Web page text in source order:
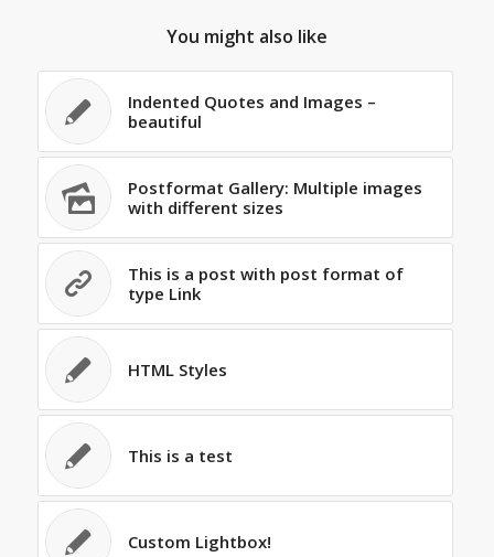
You might also like
Indented Quotes and Images –
beautiful
Postformat Gallery: Multiple images
with different sizes
This is a post with post format of
type Link
HTML Styles
This is a test
Custom Lightbox!